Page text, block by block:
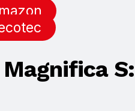
Magnifica